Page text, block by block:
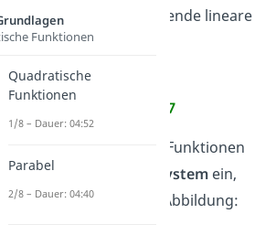
an. Du hast folgende lineare
gegeben:
I.
y = -0,5x + 7
du die beiden Funktionen
nun in ein
Koordinatensystemein,
bekommst du folgende Abbildung:
Funktionen
Quadratische
Funktionen
1/8 – Dauer: 04:52
Parabel
2/8 – Dauer: 04:40